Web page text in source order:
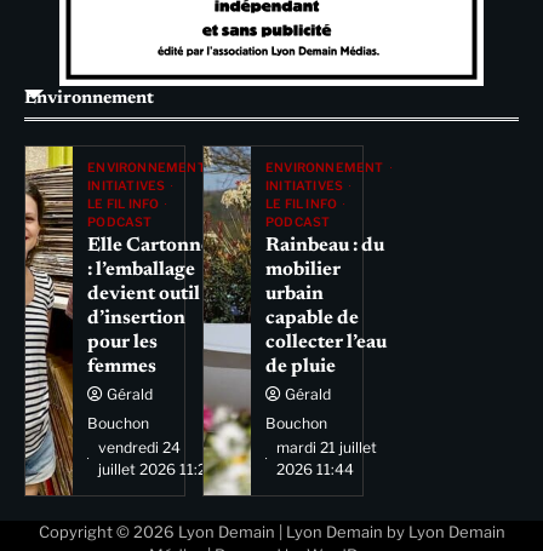
Environnement
ENVIRONNEMENT
INITIATIVES
LE FIL INFO
PODCAST
Elle Cartonne
: l’emballage
devient outil
d’insertion
pour les
femmes
Gérald
Bouchon
vendredi 24
juillet 2026 11:29
ENVIRONNEMENT
INITIATIVES
LE FIL INFO
PODCAST
Rainbeau : du
mobilier
urbain
capable de
collecter l’eau
de pluie
Gérald
Bouchon
mardi 21 juillet
2026 11:44
Copyright © 2026 Lyon Demain | Lyon Demain by Lyon Demain